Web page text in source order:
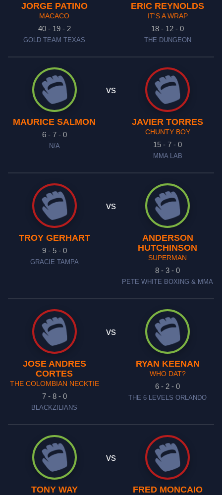
JORGE PATINO
MACACO
40 - 19 - 2
GOLD TEAM TEXAS
ERIC REYNOLDS
IT'S A WRAP
18 - 12 - 0
THE DUNGEON
MAURICE SALMON
6 - 7 - 0
N/A
vs
JAVIER TORRES
CHUNTY BOY
15 - 7 - 0
MMA LAB
TROY GERHART
9 - 5 - 0
GRACIE TAMPA
vs
ANDERSON
HUTCHINSON
SUPERMAN
8 - 3 - 0
PETE WHITE BOXING & MMA
JOSE ANDRES
CORTES
THE COLOMBIAN NECKTIE
7 - 8 - 0
BLACKZILIANS
vs
RYAN KEENAN
WHO DAT?
6 - 2 - 0
THE 6 LEVELS ORLANDO
TONY WAY
vs
FRED MONCAIO